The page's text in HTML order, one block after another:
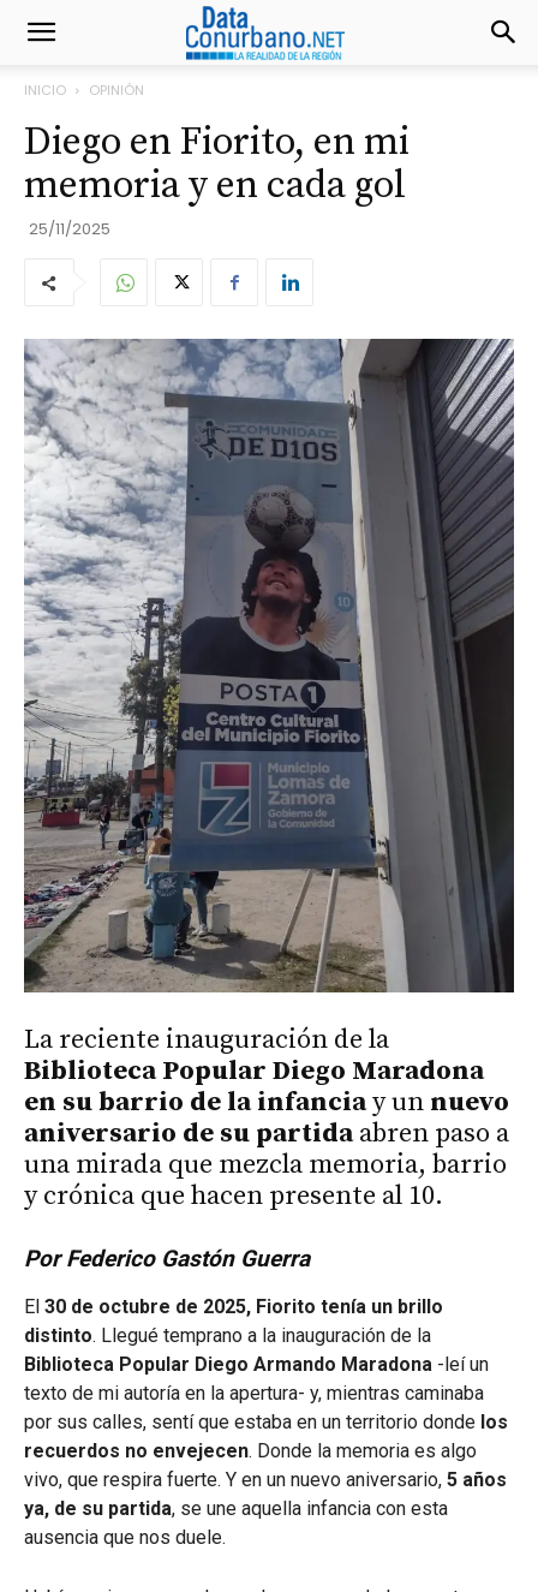
INICIO OPINIÓN
Diego en Fiorito, en mi
memoria y en cada gol
25/11/2025
La reciente inauguración de la
Biblioteca Popular Diego Maradona
en su barrio de la infanciay un nuevo
aniversario de su partidaabren paso a
una mirada que mezcla memoria, barrio
y crónica que hacen presente al 10.
Por Federico Gastón Guerra
El 30 de octubre de 2025, Fiorito tenía un brillo
distinto. Llegué temprano a la inauguración de la
Biblioteca Popular Diego Armando Maradona -leí un
texto de mi autoría en la apertura- y, mientras caminaba
por sus calles, sentí que estaba en un territorio donde los
recuerdos no envejecen. Donde la memoria es algo
vivo, que respira fuerte. Y en un nuevo aniversario, 5 años
ya, de su partida, se une aquella infancia con esta
ausencia que nos duele.